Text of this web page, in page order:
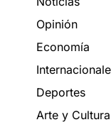
Opinión
Economía
Deportes
Arte y Cultura